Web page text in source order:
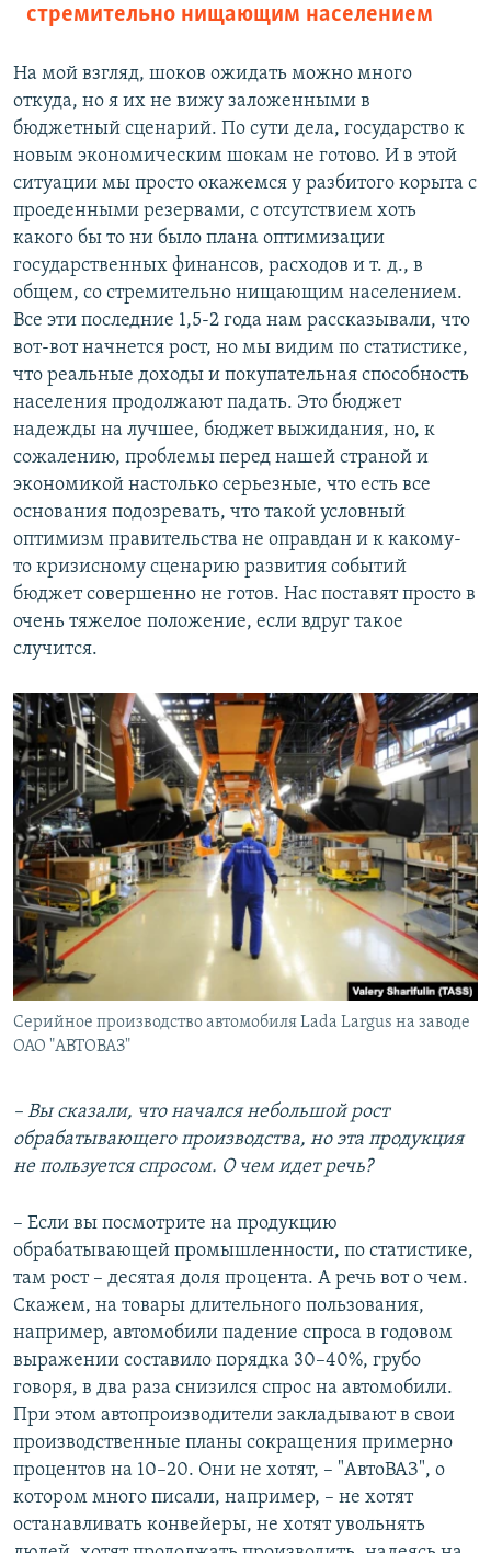
стремительно нищающим населением
На мой взгляд, шоков ожидать можно много
откуда, но я их не вижу заложенными в
бюджетный сценарий. По сути дела, государство к
новым экономическим шокам не готово. И в этой
ситуации мы просто окажемся у разбитого корыта с
проеденными резервами, с отсутствием хоть
какого бы то ни было плана оптимизации
государственных финансов, расходов и т. д., в
общем, со стремительно нищающим населением.
Все эти последние 1,5-2 года нам рассказывали, что
вот-вот начнется рост, но мы видим по статистике,
что реальные доходы и покупательная способность
населения продолжают падать. Это бюджет
надежды на лучшее, бюджет выжидания, но, к
сожалению, проблемы перед нашей страной и
экономикой настолько серьезные, что есть все
основания подозревать, что такой условный
оптимизм правительства не оправдан и к какому-
то кризисному сценарию развития событий
бюджет совершенно не готов. Нас поставят просто в
очень тяжелое положение, если вдруг такое
случится.
Серийное производство автомобиля Lada Largus на заводе
ОАО "АВТОВАЗ"
– Вы сказали, что начался небольшой рост
обрабатывающего производства, но эта продукция
не пользуется спросом. О чем идет речь?
– Если вы посмотрите на продукцию
обрабатывающей промышленности, по статистике,
там рост – десятая доля процента. А речь вот о чем.
Скажем, на товары длительного пользования,
например, автомобили падение спроса в годовом
выражении составило порядка 30–40%, грубо
говоря, в два раза снизился спрос на автомобили.
При этом автопроизводители закладывают в свои
производственные планы сокращения примерно
процентов на 10–20. Они не хотят, – "АвтоВАЗ", о
котором много писали, например, – не хотят
останавливать конвейеры, не хотят увольнять